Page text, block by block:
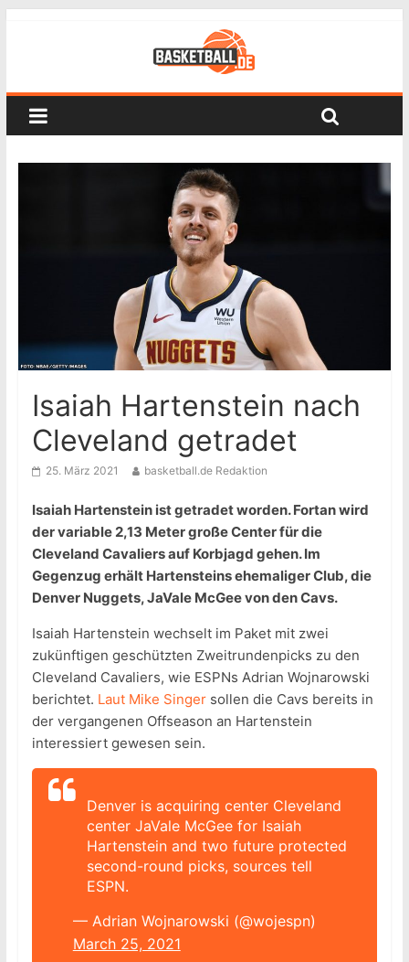
Isaiah Hartenstein nach
Cleveland getradet
25. März 2021 basketball.de Redaktion
Isaiah Hartenstein ist getradet worden. Fortan wird
der variable 2,13 Meter große Center für die
Cleveland Cavaliers auf Korbjagd gehen. Im
Gegenzug erhält Hartensteins ehemaliger Club, die
Denver Nuggets, JaVale McGee von den Cavs.
Isaiah Hartenstein wechselt im Paket mit zwei
zukünftigen geschützten Zweitrundenpicks zu den
Cleveland Cavaliers, wie ESPNs Adrian Wojnarowski
berichtet. Laut Mike Singersollen die Cavs bereits in
der vergangenen Offseason an Hartenstein
interessiert gewesen sein.
Denver is acquiring center Cleveland
center JaVale McGee for Isaiah
Hartenstein and two future protected
second-round picks, sources tell
ESPN.
— Adrian Wojnarowski (@wojespn)
March 25, 2021